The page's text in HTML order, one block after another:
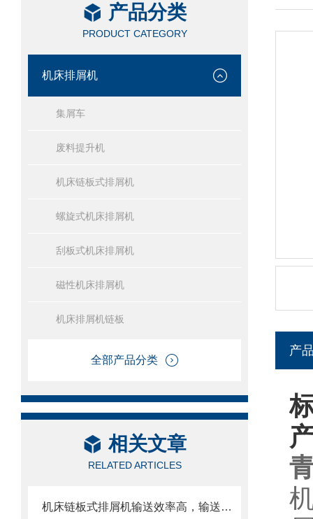
产品分类
PRODUCT CATEGORY
机床排屑机
集屑车
废料提升机
机床链板式排屑机
螺旋式机床排屑机
刮板式机床排屑机
磁性机床排屑机
机床排屑机链板
全部产品分类
相关文章
RELATED ARTICLES
机床链板式排屑机输送效率高，输送速度选择范围大
/
产